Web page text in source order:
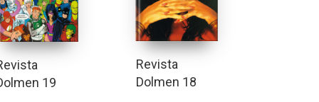
19
Revista
Dolmen 18